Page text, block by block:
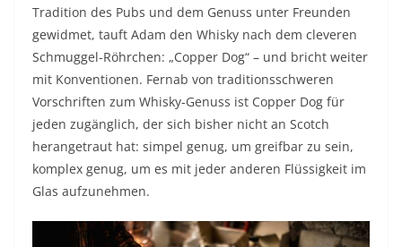
Tradition des Pubs und dem Genuss unter Freunden
gewidmet, tauft Adam den Whisky nach dem cleveren
Schmuggel-Röhrchen: „Copper Dog“ – und bricht weiter
mit Konventionen. Fernab von traditionsschweren
Vorschriften zum Whisky-Genuss ist Copper Dog für
jeden zugänglich, der sich bisher nicht an Scotch
herangetraut hat: simpel genug, um greifbar zu sein,
komplex genug, um es mit jeder anderen Flüssigkeit im
Glas aufzunehmen.